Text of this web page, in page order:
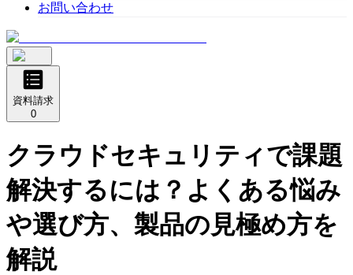
お問い合わせ
資料請求
0
クラウドセキュリティで課題
解決するには？よくある悩み
や選び方、製品の見極め方を
解説